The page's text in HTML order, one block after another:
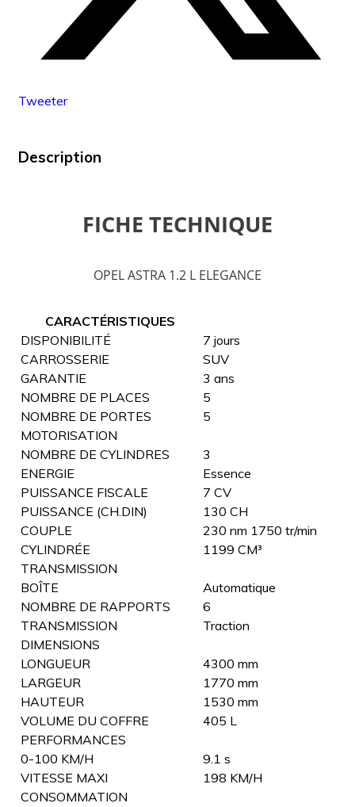
Tweeter
Description
FICHE TECHNIQUE
OPEL ASTRA 1.2 L ELEGANCE
CARACTÉRISTIQUES
DISPONIBILITÉ
7 jours
CARROSSERIE
SUV
GARANTIE
3 ans
NOMBRE DE PLACES
5
NOMBRE DE PORTES
5
MOTORISATION
NOMBRE DE CYLINDRES
3
ENERGIE
Essence
PUISSANCE FISCALE
7 CV
PUISSANCE (CH.DIN)
130 CH
COUPLE
230 nm 1750 tr/min
CYLINDRÉE
1199 CM³
TRANSMISSION
BOÎTE
Automatique
NOMBRE DE RAPPORTS
6
TRANSMISSION
Traction
DIMENSIONS
LONGUEUR
4300 mm
LARGEUR
1770 mm
HAUTEUR
1530 mm
VOLUME DU COFFRE
405 L
PERFORMANCES
0-100 KM/H
9.1 s
VITESSE MAXI
198 KM/H
CONSOMMATION